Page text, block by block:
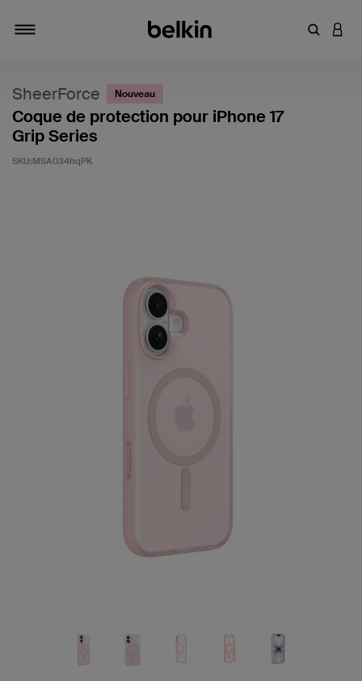
Saisir
SheerForce Nouveau
Coque de protection pour iPhone 17
Grip Series
SKU:MSA034hqPK